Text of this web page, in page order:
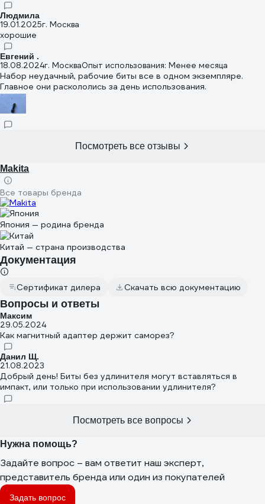
Людмила
19.01.2025г. Москва
хорошие
Евгений .
18.08.2024г. МоскваОпыт использования: Менее месяца
Набор неудачный, рабочие биты все в одном экземпляре.
Главное они раскололись за день использования.
Посмотреть все отзывы
Makita
Все товары бренда
Япония — родина бренда
Китай — страна производства
Документация
Сертификат дилера Скачать всю документацию
Вопросы и ответы
Максим
29.05.2024
Как магнитный адаптер держит саморез?
Данил Щ.
21.08.2023
Добрый день! Биты без удлинителя могут вставляться в
импакт, или только при использовании удлинителя?
Посмотреть все вопросы
Нужна помощь?
Задайте вопрос – вам ответит наш эксперт,
представитель бренда или один из покупателей
Задать вопрос